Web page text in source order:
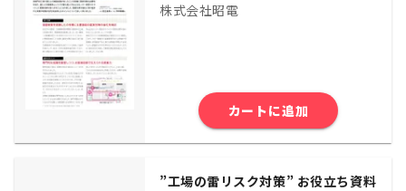
株式会社昭電
カートに追加
”⼯場の雷リスク対策” お役⽴ち資料